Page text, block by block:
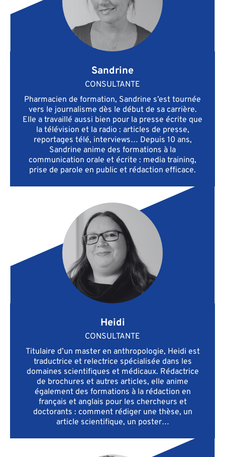
Sandrine
CONSULTANTE
Pharmacien de formation, Sandrine s’est tournée
vers le journalisme dès le début de sa carrière.
Elle a travaillé aussi bien pour la presse écrite que
la télévision et la radio : articles de presse,
reportages télé, interviews… Depuis 10 ans,
Sandrine anime des formations à la
communication orale et écrite : media training,
prise de parole en public et rédaction efficace.
Heidi
CONSULTANTE
Titulaire d’un master en anthropologie, Heidi est
traductrice et relectrice spécialisée dans les
domaines scientifiques et médicaux. Rédactrice
de brochures et autres articles, elle anime
également des formations à la rédaction en
français et anglais pour les chercheurs et
doctorants : comment rédiger une thèse, un
article scientifique, un poster…